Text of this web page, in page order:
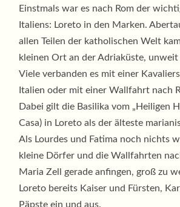
Einstmals war es nach Rom der
Italiens: Loreto in den Marken.
allen Teilen der katholischen Welt
kleinen Ort an der Adriaküste, unweit
Viele verbanden es mit einer
Italien oder mit einer Wallfahrt nach
Dabei gilt die Basilika vom „Heiligen
Casa) in Loreto als der älteste
Als Lourdes und Fatima noch nichts
kleine Dörfer und die Wallfahrten
Maria Zell gerade anfingen, groß zu
Loreto bereits Kaiser und Fürsten,
Päpste ein und aus.